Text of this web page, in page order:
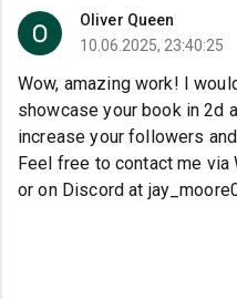
Oliver Queen
10.06.2025, 23:40:25
Wow, amazing work! I
showcase your book in 2d
increase your followers
Feel free to contact me via
or on Discord at